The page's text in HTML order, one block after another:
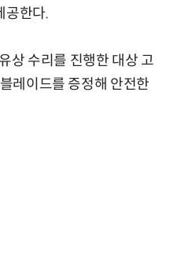
공한다.
상 수리를 진행한 대상 고
레이드를 증정해 안전한